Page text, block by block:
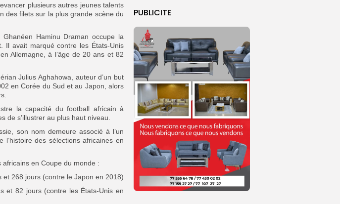
PUBLICITE
plusieurs autres jeunes talents
des filets sur la plus grande scène du
Haminu Draman occupe la
Il avait marqué contre les États-Unis
Allemagne, à l’âge de 20 ans et 82
Julius Aghahowa, auteur d’un but
en Corée du Sud et au Japon, alors
la capacité du football africain à
de s’illustrer au plus haut niveau.
son nom demeure associé à l’un
des sélections africaines en
en Coupe du monde :
et 268 jours (contre le Japon en 2018)
et 82 jours (contre les États-Unis en